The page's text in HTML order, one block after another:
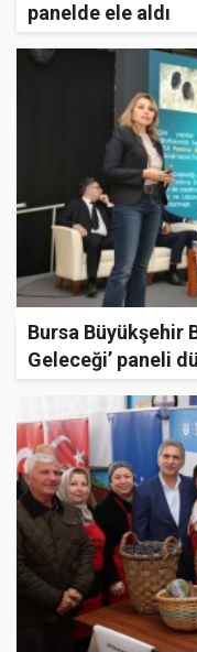
panelde ele aldı
Bursa Büyükşehir
Geleceği’ paneli